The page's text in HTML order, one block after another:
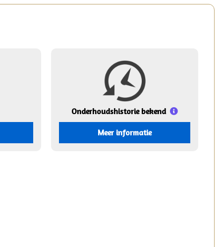
Onderhoudshistorie bekend
Meer informatie